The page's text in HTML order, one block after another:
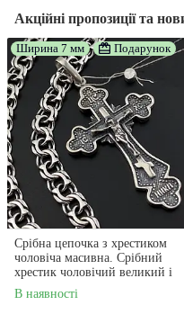
Акційні пропозиції та
Ширина 7 мм Подарунок
Срібна цепочка з хрестиком
чоловіча масивна. Срібний
хрестик чоловічий великий і
цепочка бісмарк широка. 55 см
В наявності